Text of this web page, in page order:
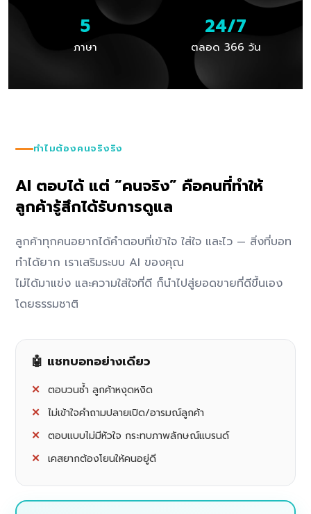
ภาษา
5
ตลอด 366 วัน
24/7
ทำไมต้องคนจริงริง
AI ตอบได้ แต่ “คนจริง” คือคนที่ทำให้
ลูกค้ารู้สึกได้รับการดูแล
ลูกค้าทุกคนอยากได้คำตอบที่เข้าใจ ใส่ใจ และไว — สิ่งที่บอท
ทำได้ยาก เราเสริมระบบ AI ของคุณ
ไม่ได้มาแข่ง และความใส่ใจที่ดี ก็นำไปสู่ยอดขายที่ดีขึ้นเอง
โดยธรรมชาติ
🤖 แชทบอทอย่างเดียว
ตอบวนซ้ำ ลูกค้าหงุดหงิด
ไม่เข้าใจคำถามปลายเปิด/อารมณ์ลูกค้า
ตอบแบบไม่มีหัวใจ กระทบภาพลักษณ์แบรนด์
เคสยากต้องโยนให้คนอยู่ดี